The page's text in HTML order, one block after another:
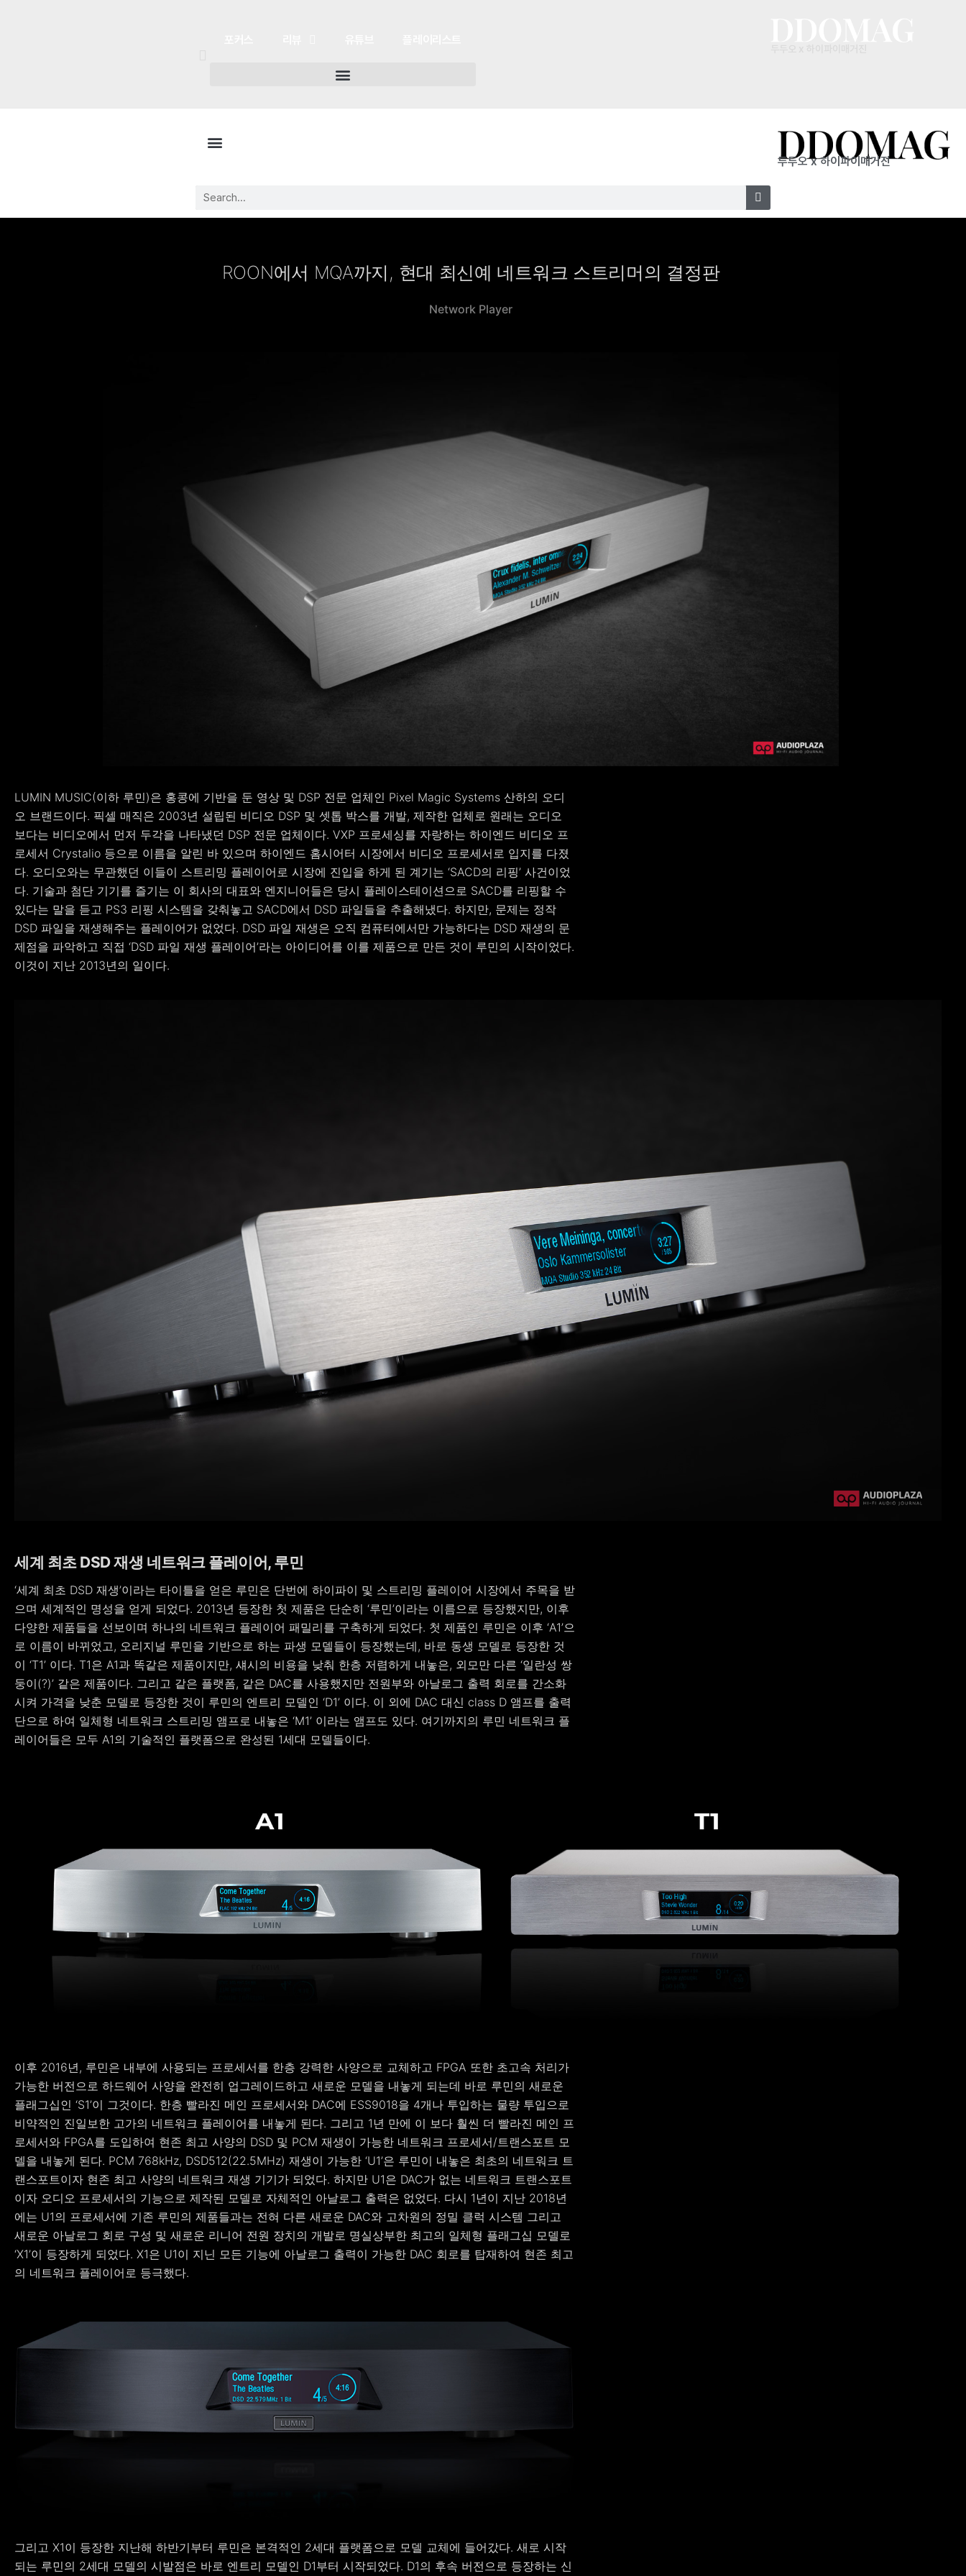
두두오 x 하이파이매거진
ROON에서 MQA까지, 현대 최신예 네트워크 스트리머의 결정판
Network Player
LUMIN MUSIC(이하 루민)은 홍콩에 기반을 둔 영상 및 DSP 전문 업체인 Pixel Magic Systems 산하의 오디
오 브랜드이다. 픽셀 매직은 2003년 설립된 비디오 DSP 및 셋톱 박스를 개발, 제작한 업체로 원래는 오디오
보다는 비디오에서 먼저 두각을 나타냈던 DSP 전문 업체이다. VXP 프로세싱를 자랑하는 하이엔드 비디오 프
로세서 Crystalio 등으로 이름을 알린 바 있으며 하이엔드 홈시어터 시장에서 비디오 프로세서로 입지를 다졌
다. 오디오와는 무관했던 이들이 스트리밍 플레이어로 시장에 진입을 하게 된 계기는 ‘SACD의 리핑’ 사건이었
다. 기술과 첨단 기기를 즐기는 이 회사의 대표와 엔지니어들은 당시 플레이스테이션으로 SACD를 리핑할 수
있다는 말을 듣고 PS3 리핑 시스템을 갖춰놓고 SACD에서 DSD 파일들을 추출해냈다. 하지만, 문제는 정작
DSD 파일을 재생해주는 플레이어가 없었다. DSD 파일 재생은 오직 컴퓨터에서만 가능하다는 DSD 재생의 문
제점을 파악하고 직접 ‘DSD 파일 재생 플레이어’라는 아이디어를 이를 제품으로 만든 것이 루민의 시작이었다.
이것이 지난 2013년의 일이다.
세계 최초 DSD 재생 네트워크 플레이어, 루민
‘세계 최초 DSD 재생’이라는 타이틀을 얻은 루민은 단번에 하이파이 및 스트리밍 플레이어 시장에서 주목을 받
으며 세계적인 명성을 얻게 되었다. 2013년 등장한 첫 제품은 단순히 ‘루민’이라는 이름으로 등장했지만, 이후
다양한 제품들을 선보이며 하나의 네트워크 플레이어 패밀리를 구축하게 되었다. 첫 제품인 루민은 이후 ‘A1’으
로 이름이 바뀌었고, 오리지널 루민을 기반으로 하는 파생 모델들이 등장했는데, 바로 동생 모델로 등장한 것
이 ‘T1’ 이다. T1은 A1과 똑같은 제품이지만, 섀시의 비용을 낮춰 한층 저렴하게 내놓은, 외모만 다른 ‘일란성 쌍
둥이(?)’ 같은 제품이다. 그리고 같은 플랫폼, 같은 DAC를 사용했지만 전원부와 아날로그 출력 회로를 간소화
시켜 가격을 낮춘 모델로 등장한 것이 루민의 엔트리 모델인 ‘D1’ 이다. 이 외에 DAC 대신 class D 앰프를 출력
단으로 하여 일체형 네트워크 스트리밍 앰프로 내놓은 ‘M1’ 이라는 앰프도 있다. 여기까지의 루민 네트워크 플
레이어들은 모두 A1의 기술적인 플랫폼으로 완성된 1세대 모델들이다.
이후 2016년, 루민은 내부에 사용되는 프로세서를 한층 강력한 사양으로 교체하고 FPGA 또한 초고속 처리가
가능한 버전으로 하드웨어 사양을 완전히 업그레이드하고 새로운 모델을 내놓게 되는데 바로 루민의 새로운
플래그십인 ‘S1’이 그것이다. 한층 빨라진 메인 프로세서와 DAC에 ESS9018을 4개나 투입하는 물량 투입으로
비약적인 진일보한 고가의 네트워크 플레이어를 내놓게 된다. 그리고 1년 만에 이 보다 훨씬 더 빨라진 메인 프
로세서와 FPGA를 도입하여 현존 최고 사양의 DSD 및 PCM 재생이 가능한 네트워크 프로세서/트랜스포트 모
델을 내놓게 된다. PCM 768kHz, DSD512(22.5MHz) 재생이 가능한 ‘U1’은 루민이 내놓은 최초의 네트워크 트
랜스포트이자 현존 최고 사양의 네트워크 재생 기기가 되었다. 하지만 U1은 DAC가 없는 네트워크 트랜스포트
이자 오디오 프로세서의 기능으로 제작된 모델로 자체적인 아날로그 출력은 없었다. 다시 1년이 지난 2018년
에는 U1의 프로세서에 기존 루민의 제품들과는 전혀 다른 새로운 DAC와 고차원의 정밀 클럭 시스템 그리고
새로운 아날로그 회로 구성 및 새로운 리니어 전원 장치의 개발로 명실상부한 최고의 일체형 플래그십 모델로
‘X1’이 등장하게 되었다. X1은 U1이 지닌 모든 기능에 아날로그 출력이 가능한 DAC 회로를 탑재하여 현존 최고
의 네트워크 플레이어로 등극했다.
그리고 X1이 등장한 지난해 하반기부터 루민은 본격적인 2세대 플랫폼으로 모델 교체에 들어갔다. 새로 시작
되는 루민의 2세대 모델의 시발점은 바로 엔트리 모델인 D1부터 시작되었다. D1의 후속 버전으로 등장하는 신